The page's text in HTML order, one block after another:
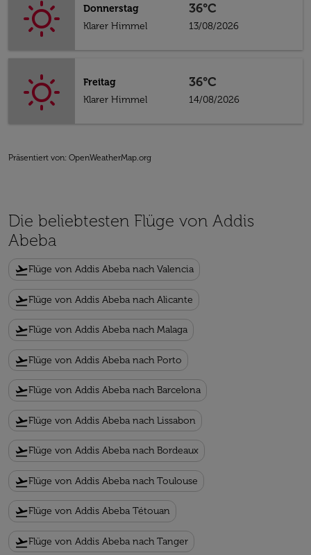
Donnerstag
Klarer Himmel
36°C
13/08/2026
Freitag
Klarer Himmel
36°C
14/08/2026
Präsentiert von: OpenWeatherMap.org
Die beliebtesten Flüge von Addis
Abeba
flight_takeoffFlüge von Addis Abeba nach Valencia
flight_takeoffFlüge von Addis Abeba nach Alicante
flight_takeoffFlüge von Addis Abeba nach Malaga
flight_takeoffFlüge von Addis Abeba nach Porto
flight_takeoffFlüge von Addis Abeba nach Barcelona
flight_takeoffFlüge von Addis Abeba nach Lissabon
flight_takeoffFlüge von Addis Abeba nach Bordeaux
flight_takeoffFlüge von Addis Abeba nach Toulouse
flight_takeoffFlüge von Addis Abeba Tétouan
flight_takeoffFlüge von Addis Abeba nach Tanger